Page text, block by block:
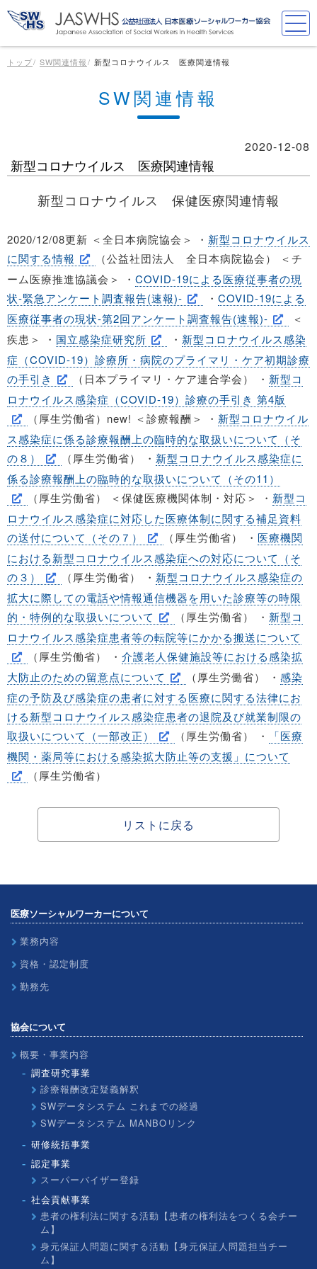
トップ SW関連情報 新型コロナウイルス 医療関連情報
SW関連情報
2020-12-08
新型コロナウイルス 医療関連情報
新型コロナウイルス 保健医療関連情報
2020/12/08更新 ＜全日本病院協会＞ ・ 新型コロナウイルス
に関する情報
（公益社団法人 全日本病院協会） ＜チ
ーム医療推進協議会＞ ・ COVID-19による医療従事者の現
状-緊急アンケート調査報告(速報)-
・ COVID-19による
医療従事者の現状-第2回アンケート調査報告(速報)-
＜
疾患＞ ・ 国立感染症研究所 ・ 新型コロナウイルス感染
症（COVID-19）診療所・病院のプライマリ・ケア初期診療
の手引き
（日本プライマリ・ケア連合学会） ・ 新型コ
ロナウイルス感染症（COVID-19）診療の手引き 第4版
（厚生労働省）new! ＜診療報酬＞ ・ 新型コロナウイル
ス感染症に係る診療報酬上の臨時的な取扱いについて（そ
の８）
（厚生労働省） ・ 新型コロナウイルス感染症に
係る診療報酬上の臨時的な取扱いについて（その11）
（厚生労働省） ＜保健医療機関体制・対応＞ ・ 新型コ
ロナウイルス感染症に対応した医療体制に関する補足資料
の送付について（その７）
（厚生労働省） ・ 医療機関
における新型コロナウイルス感染症への対応について（そ
の３）
（厚生労働省） ・ 新型コロナウイルス感染症の
拡大に際しての電話や情報通信機器を用いた診療等の時限
的・特例的な取扱いについて
（厚生労働省） ・ 新型コ
ロナウイルス感染症患者等の転院等にかかる搬送について
（厚生労働省） ・ 介護老人保健施設等における感染拡
大防止のための留意点について
（厚生労働省） ・ 感染
症の予防及び感染症の患者に対する医療に関する法律にお
ける新型コロナウイルス感染症患者の退院及び就業制限の
取扱いについて（一部改正）
（厚生労働省） ・
「医療
機関・薬局等における感染拡大防止等の支援」について
（厚生労働省）
リストに戻る
医療ソーシャルワーカーについて
業務内容
資格・認定制度
勤務先
協会について
概要・事業内容
調査研究事業
診療報酬改定疑義解釈
SWデータシステム これまでの経過
SWデータシステム MANBOリンク
研修統括事業
認定事業
スーパーバイザー登録
社会貢献事業
患者の権利法に関する活動【患者の権利法をつくる会チー
ム】
身元保証人問題に関する活動【身元保証人問題担当チー
ム】